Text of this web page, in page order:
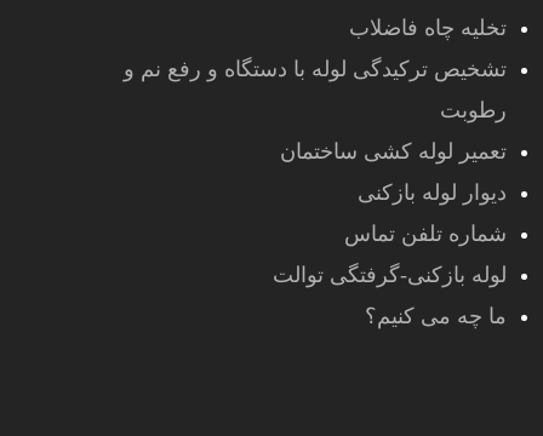
تخلیه چاه فاضلاب
تشخیص ترکیدگی لوله با دستگاه و رفع نم و
رطوبت
تعمیر لوله کشی ساختمان
دیوار لوله بازکنی
شماره تلفن تماس
لوله بازکنی-گرفتگی توالت
ما چه می کنیم؟